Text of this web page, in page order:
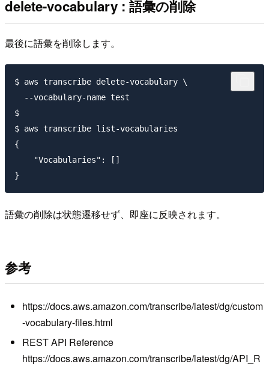
delete-vocabulary : 語彙の削除
最後に語彙を削除します。
$ aws transcribe delete-vocabulary \
  --vocabulary-name test
$
$ aws transcribe list-vocabularies
{
    "Vocabularies": []
語彙の削除は状態遷移せず、即座に反映されます。
参考
https://docs.aws.amazon.com/transcribe/latest/dg/custom
-vocabulary-files.html
REST API Reference
https://docs.aws.amazon.com/transcribe/latest/dg/API_R